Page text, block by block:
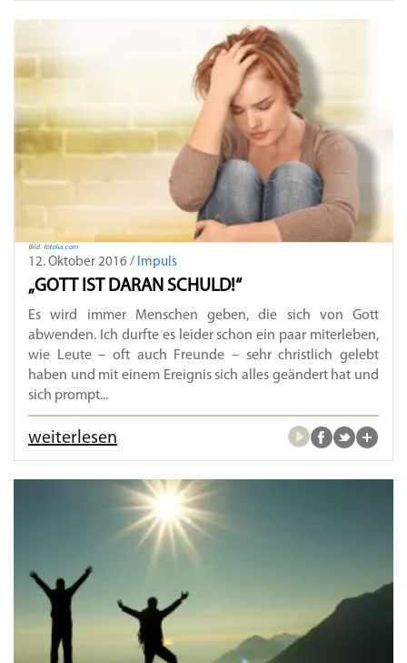
Bild: fotolia.com
12. Oktober 2016 / Impuls
„GOTT IST DARAN SCHULD!“
Es wird immer Menschen geben, die sich von Gott
abwenden. Ich durfte es leider schon ein paar miterleben,
wie Leute – oft auch Freunde – sehr christlich gelebt
haben und mit einem Ereignis sich alles geändert hat und
sich prompt...
weiterlesen